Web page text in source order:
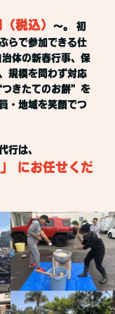
税込）
〜。 初
らで参加できる仕
体の新春行事、保
規模を問わず対応
きたてのお餅”を
・地域を笑顔でつ
行は、
にお任せくだ